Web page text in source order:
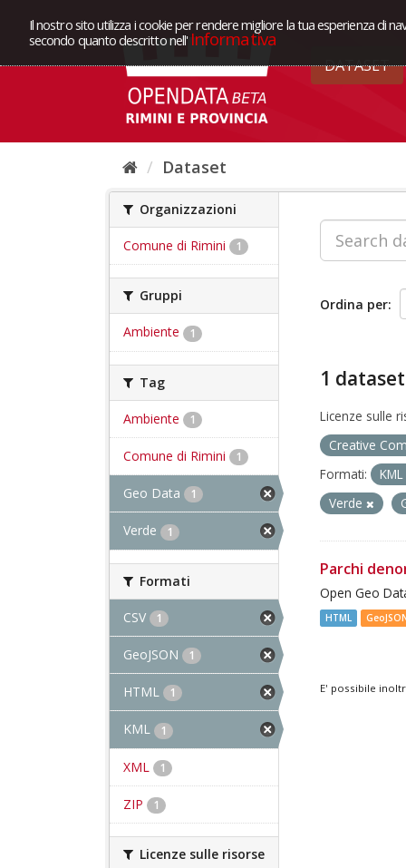
Il nostro sito utilizza i cookie per rendere migliore la tua esperienza di
secondo quanto descritto nell' Informativa
DATASET
Dataset
Organizzazioni
Comune di Rimini 1
Gruppi
Ambiente 1
Tag
Ambiente 1
Comune di Rimini 1
Geo Data 1
Verde 1
Formati
CSV 1
GeoJSON 1
HTML 1
KML 1
XML 1
ZIP 1
Licenze sulle risorse
Ordina per
1
Licenze sulle
Creative
Formati:
KML
Verde
Parchi
Open Geo
HTML
E' possibile